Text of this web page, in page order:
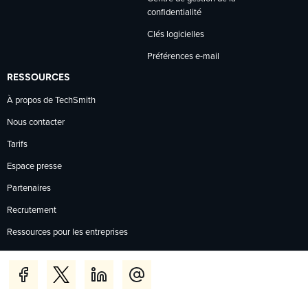
confidentialité
Clés logicielles
Préférences e-mail
RESSOURCES
À propos de TechSmith
Nous contacter
Tarifs
Espace presse
Partenaires
Recrutement
Ressources pour les entreprises
FAQ boutique en ligne